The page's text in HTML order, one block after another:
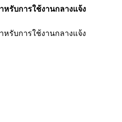
หรับการใช้งานกลางแจ้ง
หรับการใช้งานกลางแจ้ง